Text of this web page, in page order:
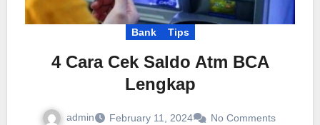
Bank Tips
4 Cara Cek Saldo Atm BCA
Lengkap
admin February 11, 2024 No Comments